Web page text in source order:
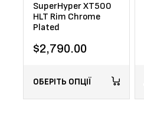
SuperHyper XT500
HLT Rim Chrome
Plated
$2,790.00
ОБЕРІТЬ ОПЦІЇ